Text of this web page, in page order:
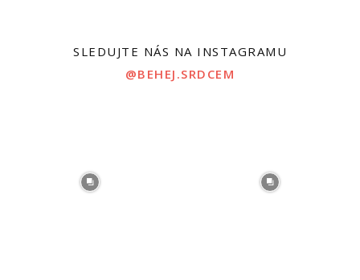
SLEDUJTE NÁS NA INSTAGRAMU
@BEHEJ.SRDCEM